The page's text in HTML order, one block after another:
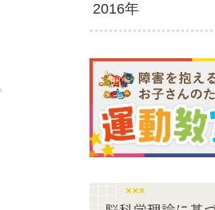
2025年4月
2025年2月
2025年1月
2024年5月
2024年3月
2024年2月
2024年1月
2023年6月
2023年4月
2023年3月
2023年2月
2022年7月
2022年5月
2022年4月
2022年3月
2021年8月
2021年6月
2021年5月
2021年4月
2020年9月
2020年7月
2020年6月
2020年5月
2019年10月
2019年8月
2019年7月
2019年6月
2018年11月
2018年9月
2018年7月
2018年6月
2017年12月
2017年10月
2017年9月
2017年8月
2016年
2016年11月
2016年10月
2016年9月